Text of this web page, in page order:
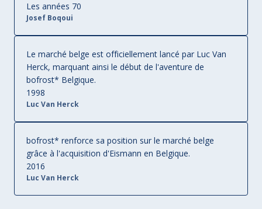
Les années 70
Josef Boqoui
Le marché belge est officiellement lancé par Luc Van
Herck, marquant ainsi le début de l'aventure de
bofrost* Belgique.
1998
Luc Van Herck
bofrost* renforce sa position sur le marché belge
grâce à l'acquisition d'Eismann en Belgique.
2016
Luc Van Herck